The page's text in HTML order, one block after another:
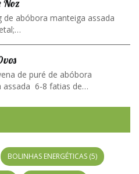
Noz
abóbora manteiga assada
de puré de abóbora
assada 6-8 fatias de…
BOLINHAS ENERGÉTICAS (5)